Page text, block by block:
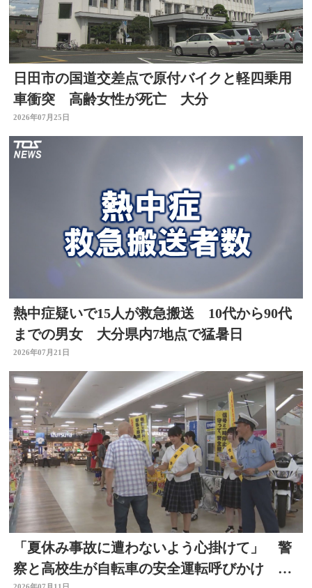
日田市の国道交差点で原付バイクと軽四乗用
車衝突 高齢女性が死亡 大分
2026年07月25日
熱中症疑いで15人が救急搬送 10代から90代
までの男女 大分県内7地点で猛暑日
2026年07月21日
「夏休み事故に遭わないよう心掛けて」 警
察と高校生が自転車の安全運転呼びかけ 大